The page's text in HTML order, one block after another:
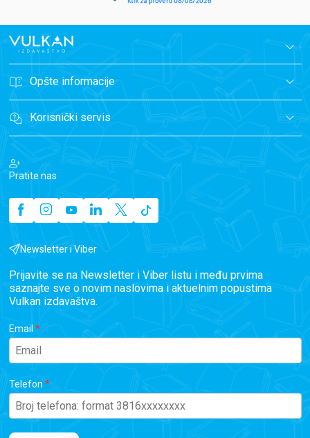
Opšte informacije
Korisnički servis
Pratite nas
Newsletter i Viber
Prijavite se na Newsletter i Viber listu i među prvima
saznajte sve o novim naslovima i aktuelnim popustima
Vulkan izdavaštva.
Email
Telefon